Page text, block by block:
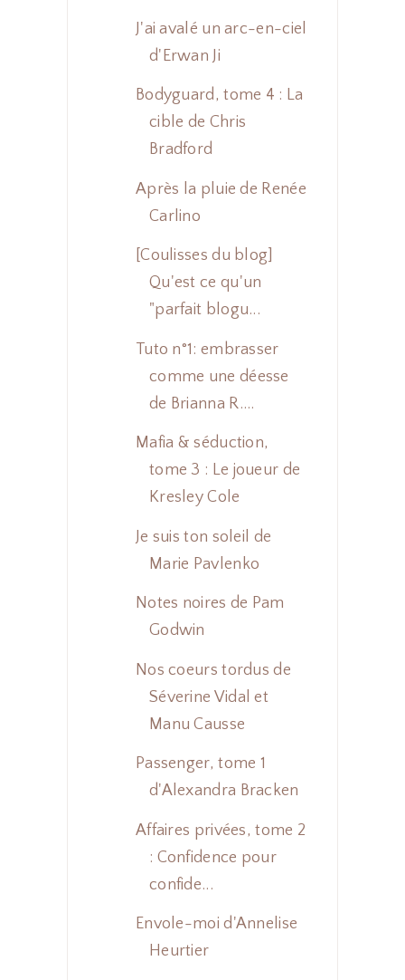
J'ai avalé un arc-en-ciel
d'Erwan Ji
Bodyguard, tome 4 : La
cible de Chris
Bradford
Après la pluie de Renée
Carlino
[Coulisses du blog]
Qu'est ce qu'un
"parfait blogu...
Tuto n°1: embrasser
comme une déesse
de Brianna R....
Mafia & séduction,
tome 3 : Le joueur de
Kresley Cole
Je suis ton soleil de
Marie Pavlenko
Notes noires de Pam
Godwin
Nos coeurs tordus de
Séverine Vidal et
Manu Causse
Passenger, tome 1
d'Alexandra Bracken
Affaires privées, tome 2
: Confidence pour
confide...
Envole-moi d'Annelise
Heurtier